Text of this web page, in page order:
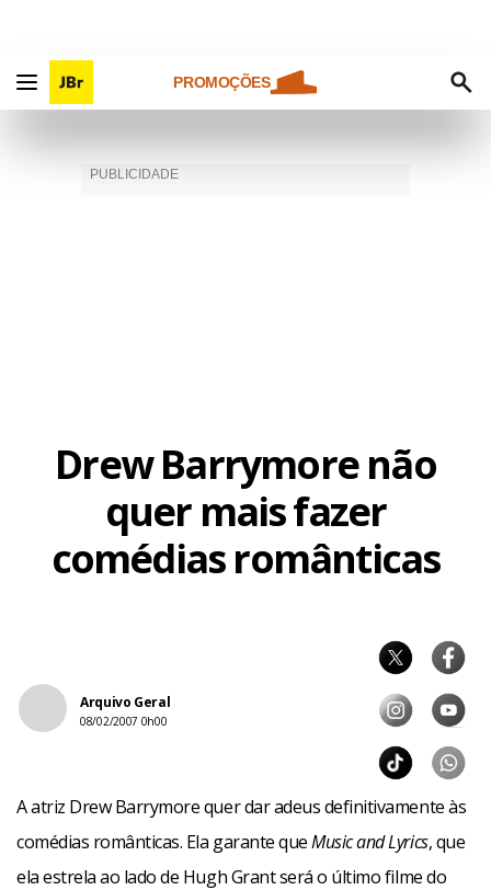
PROMOÇÕES
Drew Barrymore não
quer mais fazer
comédias românticas
Arquivo Geral
08/02/2007 0h00
A atriz Drew Barrymore quer dar adeus definitivamente às
comédias românticas. Ela garante queMusic and Lyrics, que
ela estrela ao lado de Hugh Grant será o último filme do